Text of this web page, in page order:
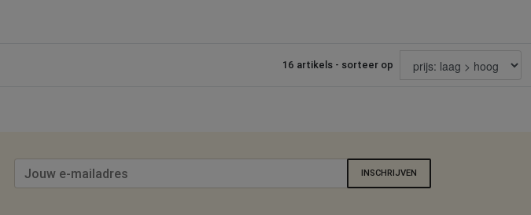
16 artikels - sorteer op
INSCHRIJVEN